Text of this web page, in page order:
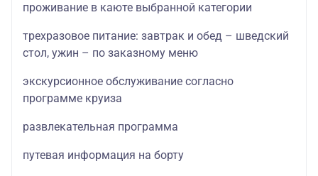
проживание в каюте выбранной категории
трехразовое питание: завтрак и обед – шведский
стол, ужин – по заказному меню
экскурсионное обслуживание согласно
программе круиза
развлекательная программа
путевая информация на борту